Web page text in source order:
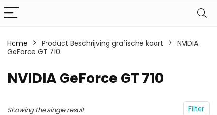
Home Product Beschrijving grafische kaart
NVIDIA
GeForce GT 710
NVIDIA GeForce GT 710
Filter
Showing the single result